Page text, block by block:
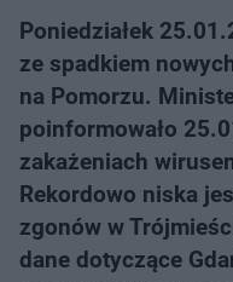
Poniedziałek
ze spadkiem
na Pomorzu.
poinformowało
zakażeniach
Rekordowo niska
zgonów w
dane dotyczące